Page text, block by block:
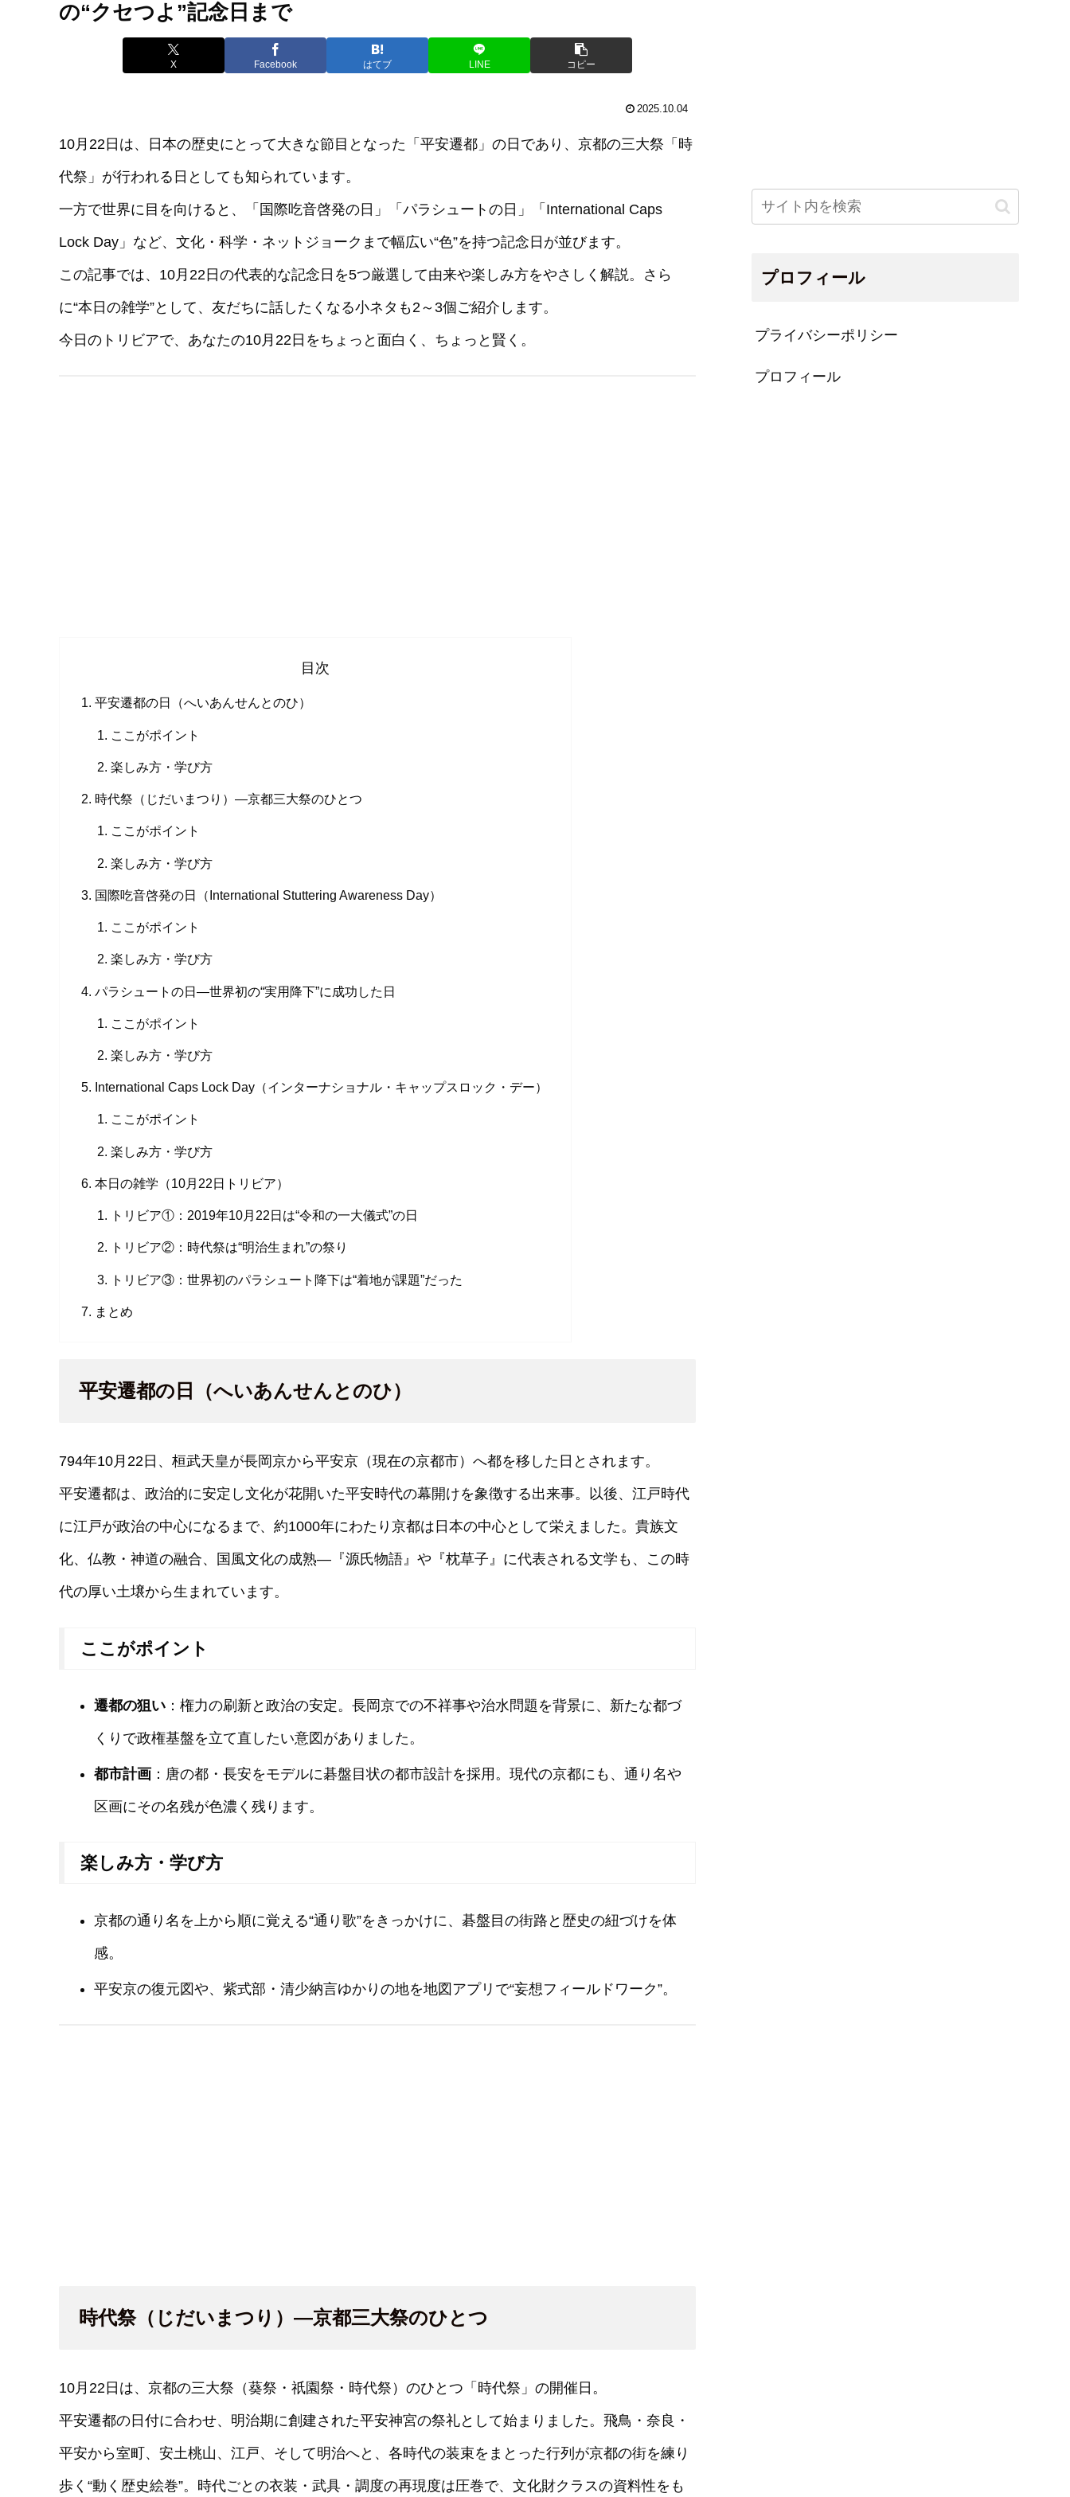
の“クセつよ”記念日まで
X Facebook はてブ LINE コピー
2025.10.04
10月22日は、日本の歴史にとって大きな節目となった「平安遷都」の日であり、京都の三大祭「時
代祭」が行われる日としても知られています。
一方で世界に目を向けると、「国際吃音啓発の日」「パラシュートの日」「International Caps
Lock Day」など、文化・科学・ネットジョークまで幅広い“色”を持つ記念日が並びます。
この記事では、10月22日の代表的な記念日を5つ厳選して由来や楽しみ方をやさしく解説。さら
に“本日の雑学”として、友だちに話したくなる小ネタも2～3個ご紹介します。
今日のトリビアで、あなたの10月22日をちょっと面白く、ちょっと賢く。
目次
平安遷都の日（へいあんせんとのひ）
ここがポイント
楽しみ方・学び方
時代祭（じだいまつり）—京都三大祭のひとつ
ここがポイント
楽しみ方・学び方
国際吃音啓発の日（International Stuttering Awareness Day）
ここがポイント
楽しみ方・学び方
パラシュートの日—世界初の“実用降下”に成功した日
ここがポイント
楽しみ方・学び方
International Caps Lock Day（インターナショナル・キャップスロック・デー）
ここがポイント
楽しみ方・学び方
本日の雑学（10月22日トリビア）
トリビア①：2019年10月22日は“令和の一大儀式”の日
トリビア②：時代祭は“明治生まれ”の祭り
トリビア③：世界初のパラシュート降下は“着地が課題”だった
まとめ
平安遷都の日（へいあんせんとのひ）
794年10月22日、桓武天皇が長岡京から平安京（現在の京都市）へ都を移した日とされます。
平安遷都は、政治的に安定し文化が花開いた平安時代の幕開けを象徴する出来事。以後、江戸時代
に江戸が政治の中心になるまで、約1000年にわたり京都は日本の中心として栄えました。貴族文
化、仏教・神道の融合、国風文化の成熟—『源氏物語』や『枕草子』に代表される文学も、この時
代の厚い土壌から生まれています。
ここがポイント
遷都の狙い：権力の刷新と政治の安定。長岡京での不祥事や治水問題を背景に、新たな都づ
くりで政権基盤を立て直したい意図がありました。
都市計画：唐の都・長安をモデルに碁盤目状の都市設計を採用。現代の京都にも、通り名や
区画にその名残が色濃く残ります。
楽しみ方・学び方
京都の通り名を上から順に覚える“通り歌”をきっかけに、碁盤目の街路と歴史の紐づけを体
感。
平安京の復元図や、紫式部・清少納言ゆかりの地を地図アプリで“妄想フィールドワーク”。
時代祭（じだいまつり）—京都三大祭のひとつ
10月22日は、京都の三大祭（葵祭・祇園祭・時代祭）のひとつ「時代祭」の開催日。
平安遷都の日付に合わせ、明治期に創建された平安神宮の祭礼として始まりました。飛鳥・奈良・
平安から室町、安土桃山、江戸、そして明治へと、各時代の装束をまとった行列が京都の街を練り
歩く“動く歴史絵巻”。時代ごとの衣装・武具・調度の再現度は圧巻で、文化財クラスの資料性をも
プロフィール
プライバシーポリシー
プロフィール